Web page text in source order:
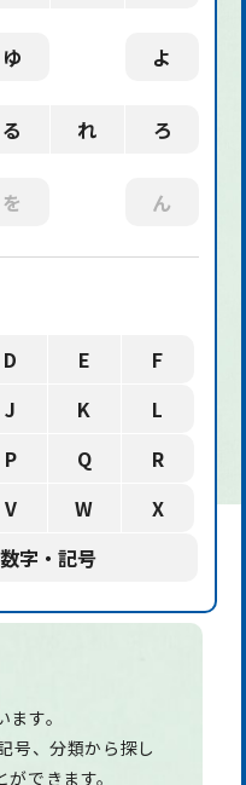
ゆ よ
る れ ろ
を ん
D E
F
J K
L
P Q
R
V W
X
数字・記号
す。
号、分類から探し
できます。